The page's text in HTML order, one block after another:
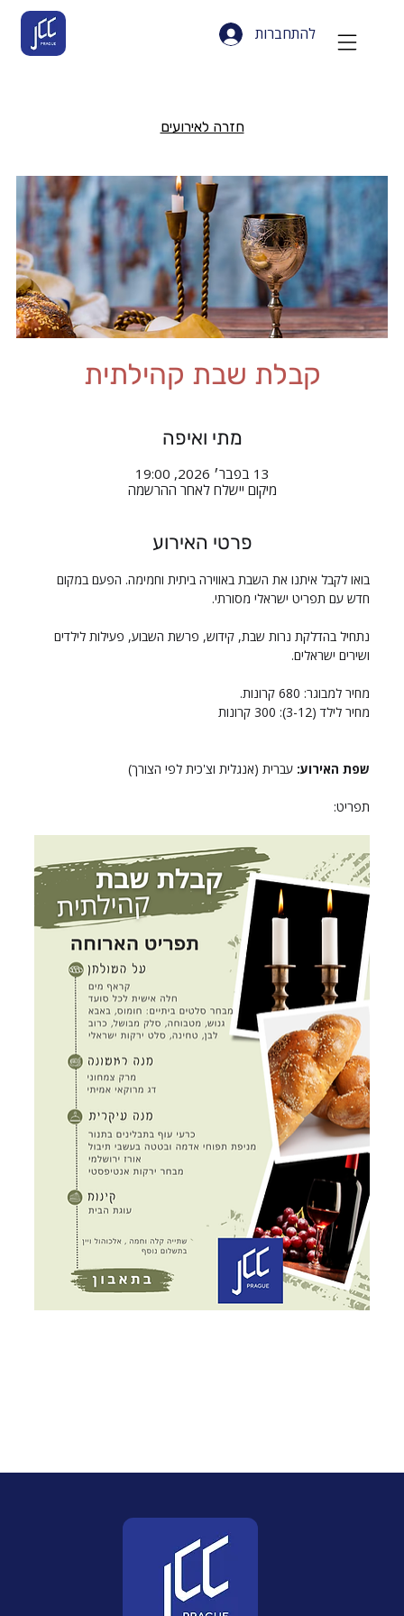
להתחברות
חזרה לאירועים
קבלת שבת קהילתית
מתי ואיפה
13 בפבר׳ 2026, 19:00
מיקום יישלח לאחר ההרשמה
פרטי האירוע
בואו לקבל איתנו את השבת באווירה ביתית וחמימה. הפעם במקום
חדש עם תפריט ישראלי מסורתי.
נתחיל בהדלקת נרות שבת, קידוש, פרשת השבוע, פעילות לילדים
ושירים ישראלים.
מחיר למבוגר: 680 קרונות.
מחיר לילד (3-12): 300 קרונות
שפת האירוע: עברית (אנגלית וצ'כית לפי הצורך)
תפריט: